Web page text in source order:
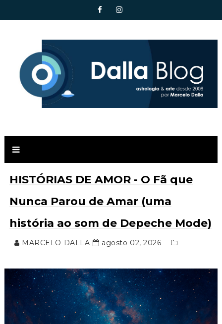
HISTÓRIAS DE AMOR - O Fã que
Nunca Parou de Amar (uma
história ao som de Depeche Mode)
MARCELO DALLA agosto 02, 2026